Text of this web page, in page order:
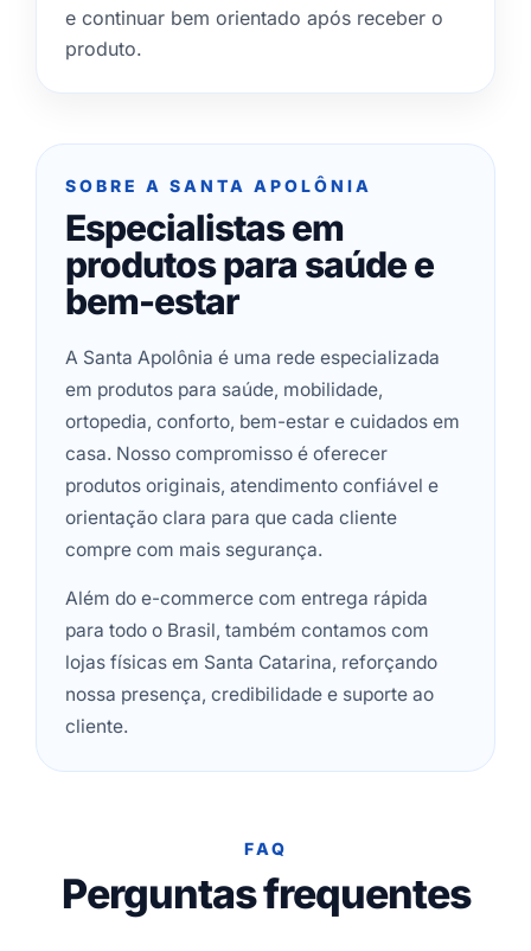
e continuar bem orientado após receber o
produto.
SOBRE A SANTA APOLÔNIA
Especialistas em
produtos para saúde e
bem-estar
A Santa Apolônia é uma rede especializada
em produtos para saúde, mobilidade,
ortopedia, conforto, bem-estar e cuidados em
casa. Nosso compromisso é oferecer
produtos originais, atendimento confiável e
orientação clara para que cada cliente
compre com mais segurança.
Além do e-commerce com entrega rápida
para todo o Brasil, também contamos com
lojas físicas em Santa Catarina, reforçando
nossa presença, credibilidade e suporte ao
cliente.
FAQ
Perguntas frequentes